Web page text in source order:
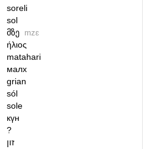
soreli
sol
მზე mzɛ
ήλιος
matahari
малх
grian
sól
sole
күн
?
זון